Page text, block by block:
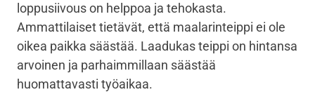
loppusiivous on helppoa ja tehokasta.
Ammattilaiset tietävät, että maalarinteippi ei ole
oikea paikka säästää. Laadukas teippi on hintansa
arvoinen ja parhaimmillaan säästää
huomattavasti työaikaa.